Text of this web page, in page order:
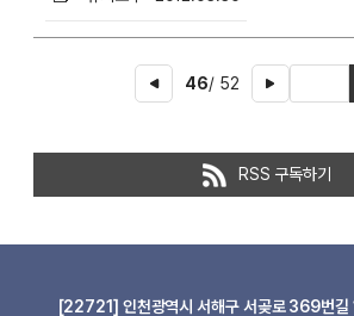
46/ 52
RSS 구독하기
[22721] 인천광역시 서해구 서곶로 369번